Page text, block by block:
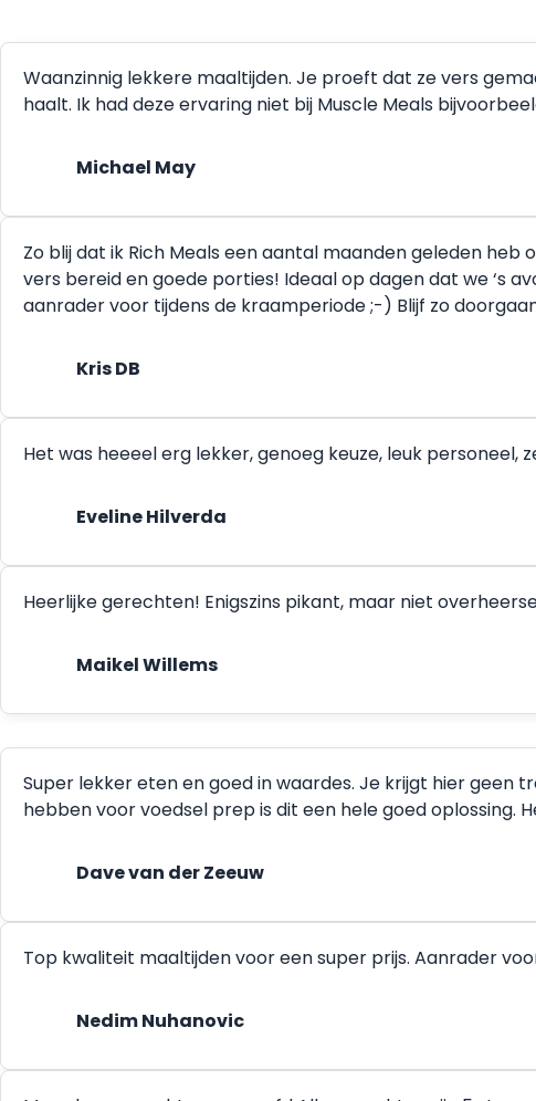
Waanzinnig lekkere maaltijden. Je proeft dat ze vers
haalt. Ik had deze ervaring niet bij Muscle Meals
Michael May
Zo blij dat ik Rich Meals een aantal maanden geleden
vers bereid en goede porties! Ideaal op dagen dat we ‘s
aanrader voor tijdens de kraamperiode ;-) Blijf zo
Kris DB
Het was heeeel erg lekker, genoeg keuze, leuk
Eveline Hilverda
Heerlijke gerechten! Enigszins pikant, maar niet
Maikel Willems
Super lekker eten en goed in waardes. Je krijgt hier geen
hebben voor voedsel prep is dit een hele goed oplossing.
Dave van der Zeeuw
Top kwaliteit maaltijden voor een super prijs. Aanrader
Nedim Nuhanovic